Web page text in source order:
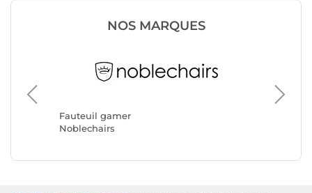
NOS MARQUES
Fauteuil gamer
Noblechairs
REKT